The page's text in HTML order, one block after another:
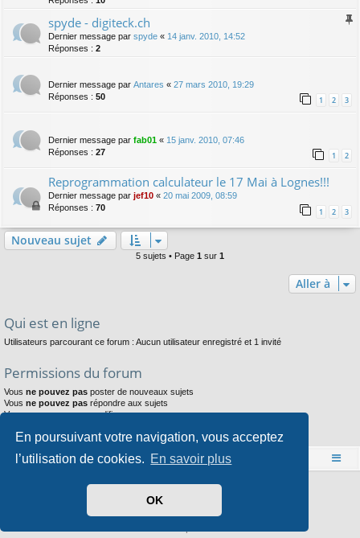
En poursuivant votre navigation, vous acceptez
l’utilisation de cookies. En savoir plus
OK
spyde - digiteck.ch
Dernier message par spyde « 14 janv. 2010, 14:52
Réponses : 2
Dernier message par Antares « 27 mars 2010, 19:29
Réponses : 50 1 2 3
Dernier message par fab01 « 15 janv. 2010, 07:46
Réponses : 27 1 2
Reprogrammation calculateur le 17 Mai à Lognes!!!
Dernier message par jef10 « 20 mai 2009, 08:59
Réponses : 70 1 2 3
Nouveau sujet
5 sujets • Page 1 sur 1
Aller à
Qui est en ligne
Utilisateurs parcourant ce forum : Aucun utilisateur enregistré et 1 invité
Permissions du forum
Vous ne pouvez pas poster de nouveaux sujets
Vous ne pouvez pas répondre aux sujets
Vousne pouvez pasmodifier vos messages
Vousne pouvez pasjoindre des fichiers
Accueil Index du forum
Développé parphpBB® Forum Software © phpBB Limited
Arty- phpBB 3.3 par MrGaby
phpBB-fr.com